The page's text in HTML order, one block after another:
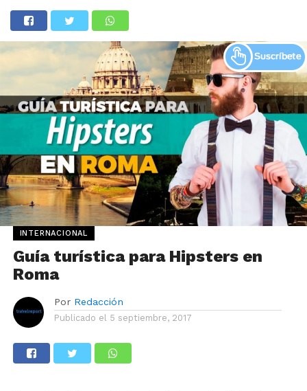
INTERNACIONAL
Guía turística para Hipsters en
Roma
Por Redacción
Publicado el 5 septiembre, 2017